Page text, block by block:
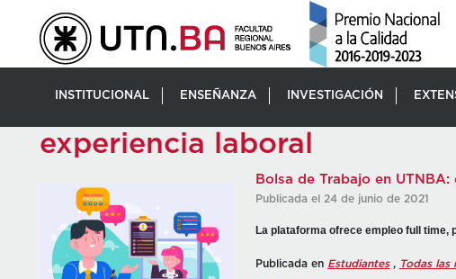
INSTITUCIONAL ENSEÑANZA INVESTIGACIÓN
experiencia laboral
Bolsa de Trabajo en
Publicada el 24 de junio de 2021
La plataforma ofrece empleo full time,
Publicada en Estudiantes, Todas las